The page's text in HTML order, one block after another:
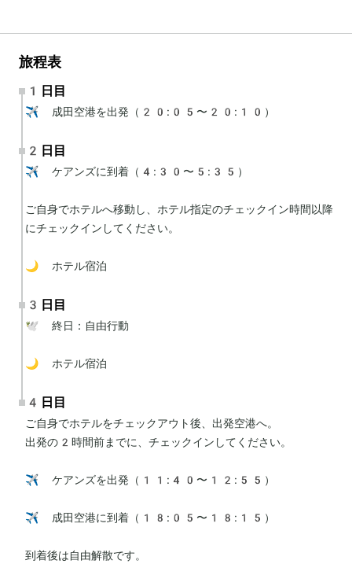
旅程表
1日目
✈️ 成田空港を出発（20:05〜20:10）
2日目
✈️ ケアンズに到着（4:30〜5:35）
ご自身でホテルへ移動し、ホテル指定のチェックイン時間以降
にチェックインしてください。
🌙 ホテル宿泊
3日目
🕊 終日：自由行動
🌙 ホテル宿泊
4日目
ご自身でホテルをチェックアウト後、出発空港へ。
出発の2時間前までに、チェックインしてください。
✈️ ケアンズを出発（11:40〜12:55）
✈️ 成田空港に到着（18:05〜18:15）
到着後は自由解散です。